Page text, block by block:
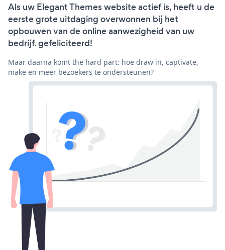
Als uw Elegant Themes website actief is, heeft u de
eerste grote uitdaging overwonnen bij het
opbouwen van de online aanwezigheid van uw
bedrijf. gefeliciteerd!
Maar daarna komt the hard part: hoe draw in, captivate,
make en meer bezoekers te ondersteunen?